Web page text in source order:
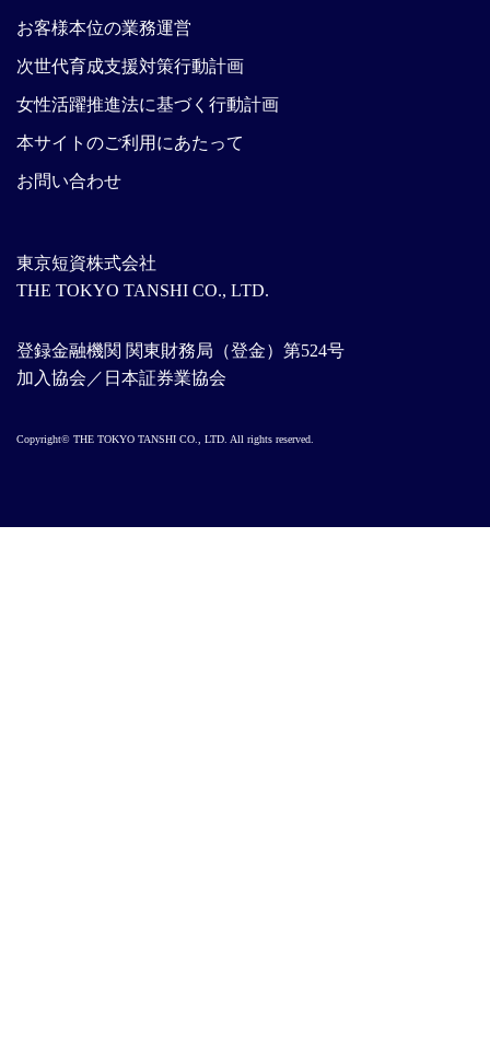
東京短資株式会社
THE TOKYO TANSHI CO., LTD.
登録金融機関 関東財務局（登金）第524号
加入協会／日本証券業協会
お客様本位の業務運営
次世代育成支援対策行動計画
女性活躍推進法に基づく行動計画
本サイトのご利用にあたって
お問い合わせ
Copyright© THE TOKYO TANSHI CO., LTD. All rights reserved.